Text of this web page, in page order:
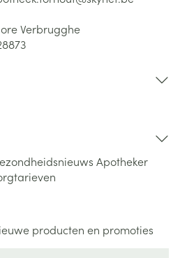
Verbrugghe
Apotheker
producten en promoties